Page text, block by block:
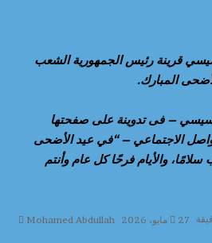
قرينة رئيس الجمهورية الشعب
المبارك.
– فى تدوينة على صفحتها
الاجتماعي – “في عيد الأضحى
والأيام فرحًا كل عام وأنتم
Mohamed Abdullah 27 مايو، 2026